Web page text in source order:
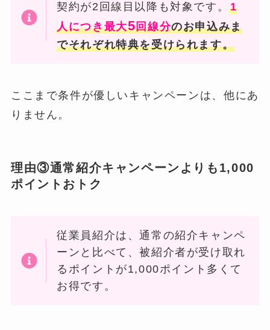
契約が2回線目以降も対象です。1
人につき最大5回線分のお申込みま
でそれぞれ特典を受けられます。
ここまで条件が優しいキャンペーンは、他にあ
りません。
理由③通常紹介キャンペーンよりも1,000
ポイントおトク
従業員紹介は、通常の紹介キャンペ
ーンと比べて、被紹介者が受け取れ
るポイントが1,000ポイント多くて
お得です。